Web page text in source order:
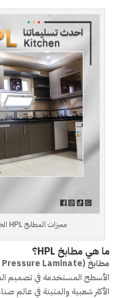
مميزات المطابخ HPL الخيار الأمثل للأناقة والمتانة
ما هي مطابخ HPL؟
مطابخ HPL (High Pressure Laminate)
الأسطح المستخدمة في تصميم